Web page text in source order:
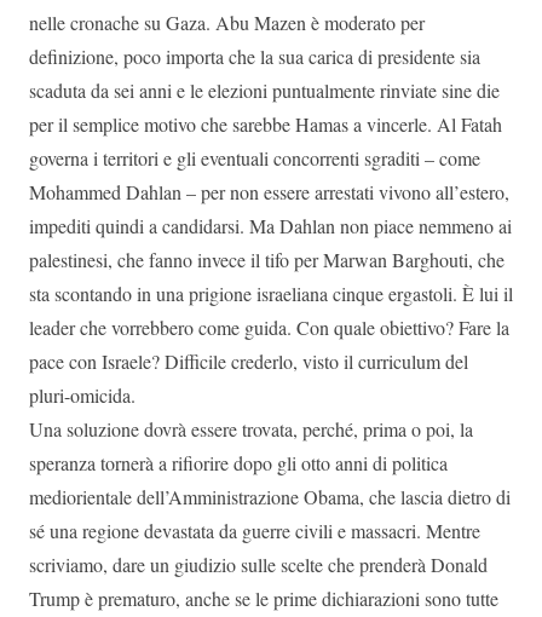
nelle cronache su Gaza. Abu Mazen è moderato per
definizione, poco importa che la sua carica di presidente sia
scaduta da sei anni e le elezioni puntualmente rinviate sine die
per il semplice motivo che sarebbe Hamas a vincerle. Al Fatah
governa i territori e gli eventuali concorrenti sgraditi – come
Mohammed Dahlan – per non essere arrestati vivono all’estero,
impediti quindi a candidarsi. Ma Dahlan non piace nemmeno ai
palestinesi, che fanno invece il tifo per Marwan Barghouti, che
sta scontando in una prigione israeliana cinque ergastoli. È lui il
leader che vorrebbero come guida. Con quale obiettivo? Fare la
pace con Israele? Difficile crederlo, visto il curriculum del
pluri-omicida.
Una soluzione dovrà essere trovata, perché, prima o poi, la
speranza tornerà a rifiorire dopo gli otto anni di politica
mediorientale dell’Amministrazione Obama, che lascia dietro di
sé una regione devastata da guerre civili e massacri. Mentre
scriviamo, dare un giudizio sulle scelte che prenderà Donald
Trump è prematuro, anche se le prime dichiarazioni sono tutte